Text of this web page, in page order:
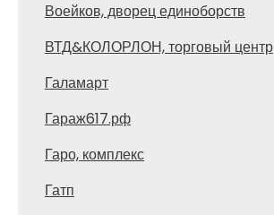
Воейков, дворец единоборств
ВТД&КОЛОРЛОН, торговый центр
Галамарт
Гараж617.рф
Гаро, комплекс
Гатп